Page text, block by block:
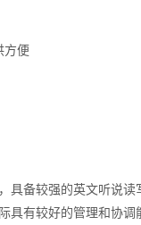
方便
具备较强的英文听说读
具有较好的管理和协调